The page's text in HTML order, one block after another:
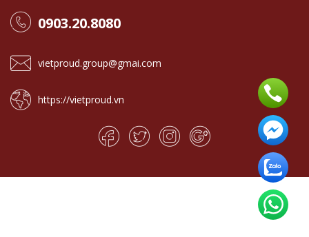
0903.20.8080
vietproud.group@gmai.com
https://vietproud.vn